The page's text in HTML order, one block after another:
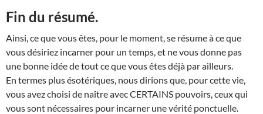
Fin du résumé.
Ainsi, ce que vous êtes, pour le moment, se résume à ce que
vous désiriez incarner pour un temps, et ne vous donne pas
une bonne idée de tout ce que vous êtes déjà par ailleurs.
En termes plus ésotériques, nous dirions que, pour cette vie,
vous avez choisi de naître avec CERTAINS pouvoirs, ceux qui
vous sont nécessaires pour incarner une vérité ponctuelle.